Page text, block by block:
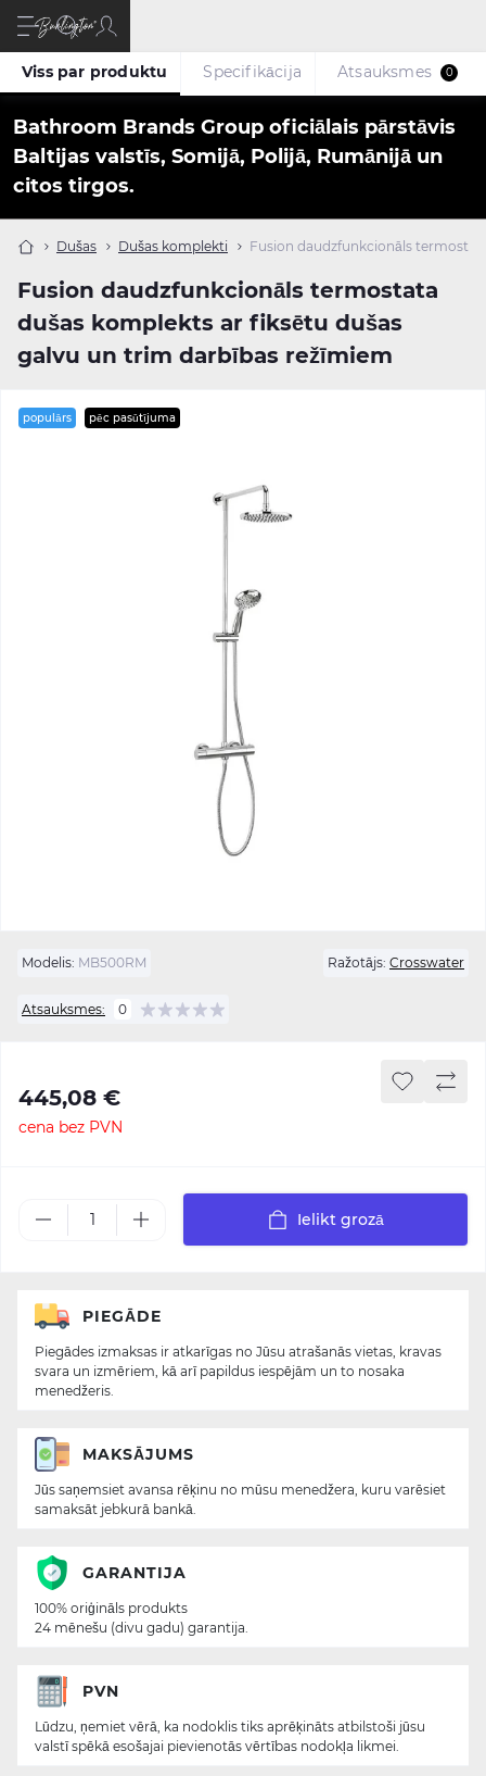
Bathroom Brands Group oficiālais pārstāvis
Baltijas valstīs, Somijā, Polijā, Rumānijā un
citos tirgos.
Dušas Dušas komplekti Fusion daudzfunkcionāls
Fusion daudzfunkcionāls termostata
dušas komplekts ar fiksētu dušas
galvu un trim darbības režīmiem
Viss par produktu Specifikācija Atsauksmes 0
populārs pēc pasūtījuma
Modelis: MB500RM Ražotājs: Crosswater
Atsauksmes: 0
445,08 €
cena bez PVN
Ielikt grozā
PIEGĀDE
Piegādes izmaksas ir atkarīgas no Jūsu atrašanās vietas, kravas
svara un izmēriem, kā arī papildus iespējām un to nosaka
menedžeris.
MAKSĀJUMS
Jūs saņemsiet avansa rēķinu no mūsu menedžera, kuru varēsiet
samaksāt jebkurā bankā.
GARANTIJA
100% oriģināls produkts
24 mēnešu (divu gadu) garantija.
PVN
Lūdzu, ņemiet vērā, ka nodoklis tiks aprēķināts atbilstoši jūsu
valstī spēkā esošajai pievienotās vērtības nodokļa likmei.